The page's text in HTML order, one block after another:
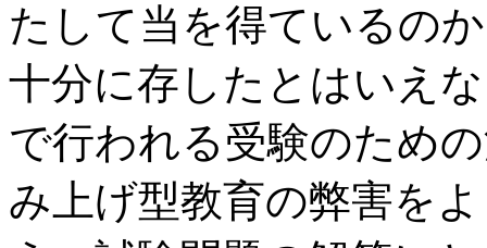
たして当を得ているの
十分に存したとはいえ
で行われる受験のため
み上げ型教育の弊害を